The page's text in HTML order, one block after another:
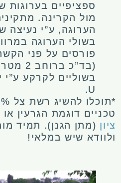
ספציפיים
מול הקרינה.
הערוגה, ע”י נעיצה
(בד”כ
בשוליים לקרקע
U.
טכניים דוגמת הגרעין או
ציון (מתן הגנן). תמיד
ולוודא שיש במלאי!